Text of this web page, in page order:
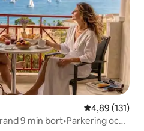
4,89 av 5 i
4,89 (131)
9 min bort•Parkering och